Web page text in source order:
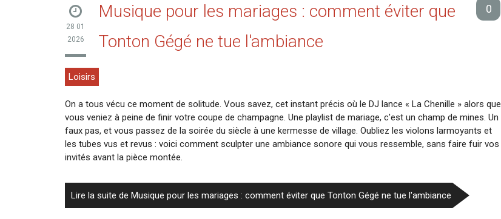
28 01
2026
Musique pour les mariages : comment éviter que
Tonton Gégé ne tue l'ambiance
0
Loisirs
On a tous vécu ce moment de solitude. Vous savez, cet instant précis où le DJ lance « La Chenille » alors que
vous veniez à peine de finir votre coupe de champagne. Une playlist de mariage, c'est un champ de mines. Un
faux pas, et vous passez de la soirée du siècle à une kermesse de village. Oubliez les violons larmoyants et
les tubes vus et revus : voici comment sculpter une ambiance sonore qui vous ressemble, sans faire fuir vos
invités avant la pièce montée.
Lire la suite de Musique pour les mariages : comment éviter que Tonton Gégé ne tue l'ambiance